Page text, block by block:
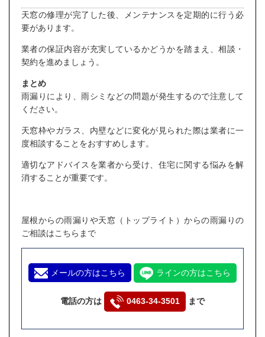
天窓の修理が完了した後、メンテナンスを定期的に行う必
要があります。
業者の保証内容が充実しているかどうかを踏まえ、相談・
契約を進めましょう。
まとめ
雨漏りにより、雨シミなどの問題が発生するので注意して
ください。
天窓枠やガラス、内壁などに変化が見られた際は業者に一
度相談することをおすすめします。
適切なアドバイスを業者から受け、住宅に関する悩みを解
消することが重要です。
屋根からの雨漏りや天窓（トップライト）からの雨漏りの
ご相談はこちらまで
メールの方はこちら ラインの方はこちら
電話の方は 0463-34-3501 まで